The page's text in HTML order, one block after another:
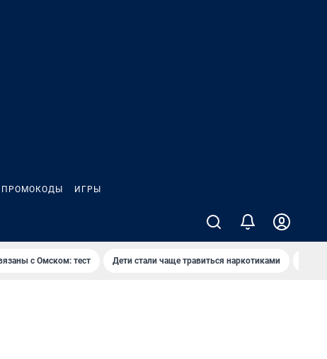
ПРОМОКОДЫ ИГРЫ
с Омском: тест Дети стали чаще травиться наркотиками